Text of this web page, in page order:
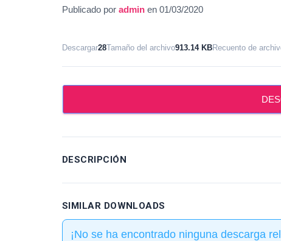
Publicado por admin en 01/03/2020
Descargar28Tamaño del archivo913.14 KBRecuento de
DESCRIPCIÓN
SIMILAR DOWNLOADS
¡No se ha encontrado ninguna descarga